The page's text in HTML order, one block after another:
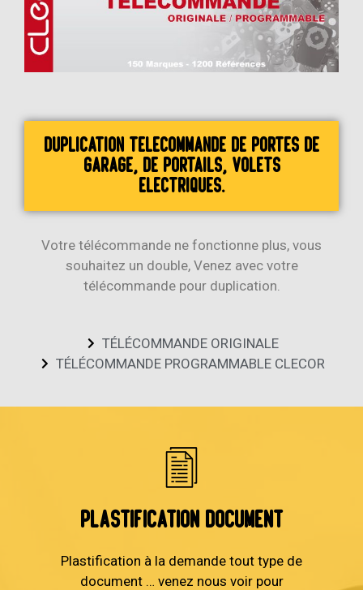
Duplication télécommande de portes de
garage, de portails, volets
électriques.
Votre télécommande ne fonctionne plus, vous
souhaitez un double, Venez avec votre
télécommande pour duplication.
TÉLÉCOMMANDE ORIGINALE
TÉLÉCOMMANDE PROGRAMMABLE CLECOR
Plastification document
Plastification à la demande tout type de
document … venez nous voir pour